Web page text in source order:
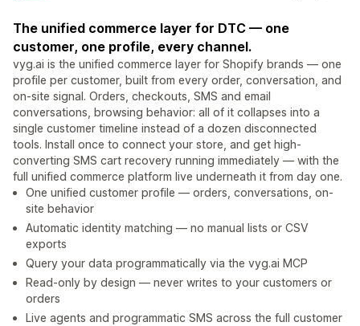
The unified commerce layer for DTC — one
customer, one profile, every channel.
vyg.ai is the unified commerce layer for Shopify brands — one
profile per customer, built from every order, conversation, and
on-site signal. Orders, checkouts, SMS and email
conversations, browsing behavior: all of it collapses into a
single customer timeline instead of a dozen disconnected
tools. Install once to connect your store, and get high-
converting SMS cart recovery running immediately — with the
full unified commerce platform live underneath it from day one.
One unified customer profile — orders, conversations, on-
site behavior
Automatic identity matching — no manual lists or CSV
exports
Query your data programmatically via the vyg.ai MCP
Read-only by design — never writes to your customers or
orders
Live agents and programmatic SMS across the full customer